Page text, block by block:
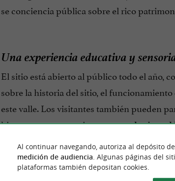
se conciencia pública sobre el rico
Una experiencia educativa y
El sitio está abierto al público todo el año,
sobre la historia del sitio, el
este valle. Los visitantes también pueden
bienestar con tratamientos consal mineral
Un entorno natural preservado
Al continuar navegando, autoriza al depósito
medición de audiencia . Algunas páginas del
plataformas también depositan cookies.